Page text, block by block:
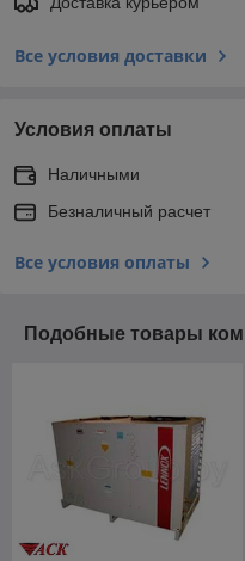
Все условия доставки
Условия оплаты
Наличными
Безналичный расчет
Все условия оплаты
Подобные товары